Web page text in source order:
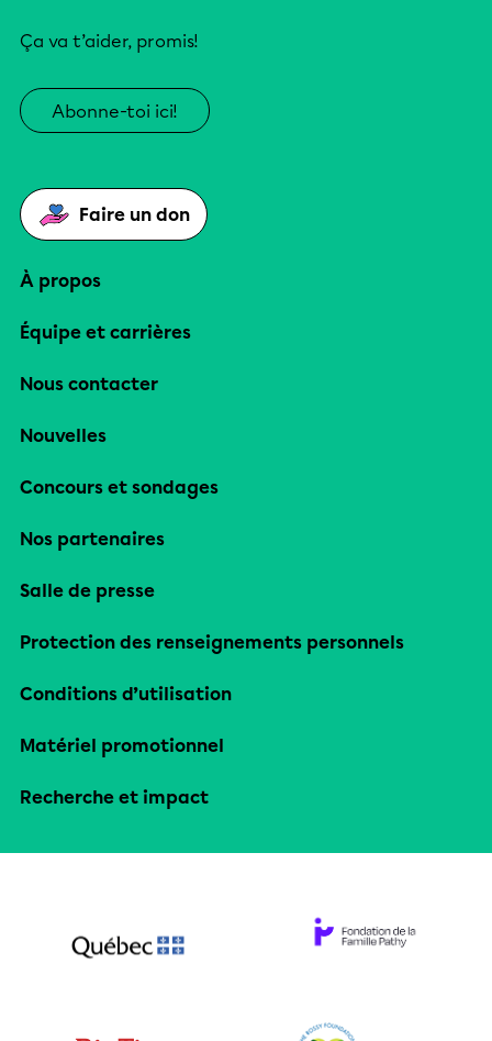
Ça va t’aider, promis!
Abonne-toi ici!
Faire un don
À propos
Équipe et carrières
Nous contacter
Nouvelles
Concours et sondages
Nos partenaires
Salle de presse
Protection des renseignements personnels
Conditions d’utilisation
Matériel promotionnel
Recherche et impact